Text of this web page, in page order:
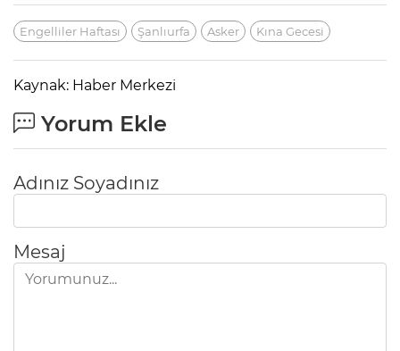
Engelliler Haftası Şanlıurfa Asker Kına Gecesi
Kaynak: Haber Merkezi
Yorum Ekle
Adınız Soyadınız
Mesaj